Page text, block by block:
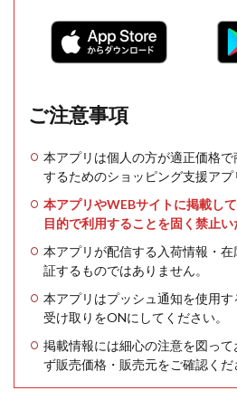
ご注意事項
本アプリは個人の方が適正価格
するためのショッピング支援アプ
本アプリやWEBサイトに掲載し
目的で利用することを固く禁止い
本アプリが配信する入荷情報・
証するものではありません。
本アプリはプッシュ通知を使用
受け取りをONにしてください。
掲載情報には細心の注意を図っ
ず販売価格・販売元をご確認くだ